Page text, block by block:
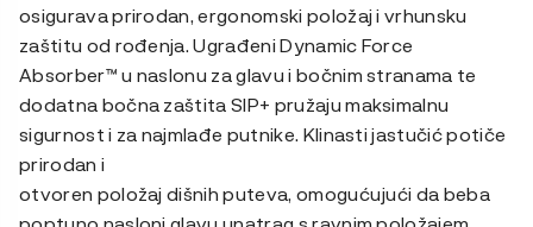
osigurava prirodan, ergonomski položaj i vrhunsku
zaštitu od rođenja. Ugrađeni Dynamic Force
Absorber™ u naslonu za glavu i bočnim stranama te
dodatna bočna zaštita SIP+ pružaju maksimalnu
sigurnost i za najmlađe putnike. Klinasti jastučić potiče
prirodan i
otvoren položaj dišnih puteva, omogućujući da beba